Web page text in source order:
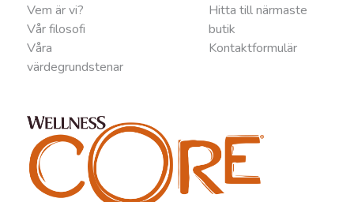
Vem är vi?
Vår filosofi
Våra
värdegrundstenar
Hitta till närmaste
butik
Kontaktformulär